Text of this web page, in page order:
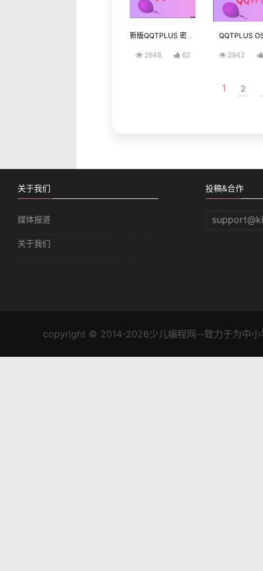
新版QQTPLUS 密钥解锁工具
2648 62
QQTPLUS
2942
1 2
关于我们
媒体报道
关于我们
投稿&合作
copyright © 2014-2026少儿编程网--致力于为中小